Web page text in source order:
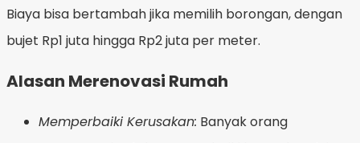
Biaya bisa bertambah jika memilih borongan, dengan
bujet Rp1 juta hingga Rp2 juta per meter.
Alasan Merenovasi Rumah
Memperbaiki Kerusakan: Banyak orang